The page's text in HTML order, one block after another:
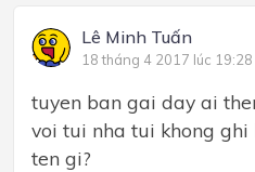
Lê Minh Tuấn
18 tháng 4 2017 lúc 19:28
tuyen ban gai day ai
voi tui nha tui khong
ten gi?